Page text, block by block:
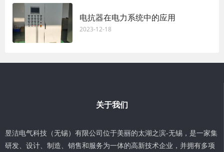
电抗器在电力系统中的应用
2023-12-18
关于我们
昱洁电气科技（无锡）有限公司位于美丽的太湖之滨-无锡，是一家集
研发、设计、制造、销售和服务为一体的高新技术企业，并拥有多项